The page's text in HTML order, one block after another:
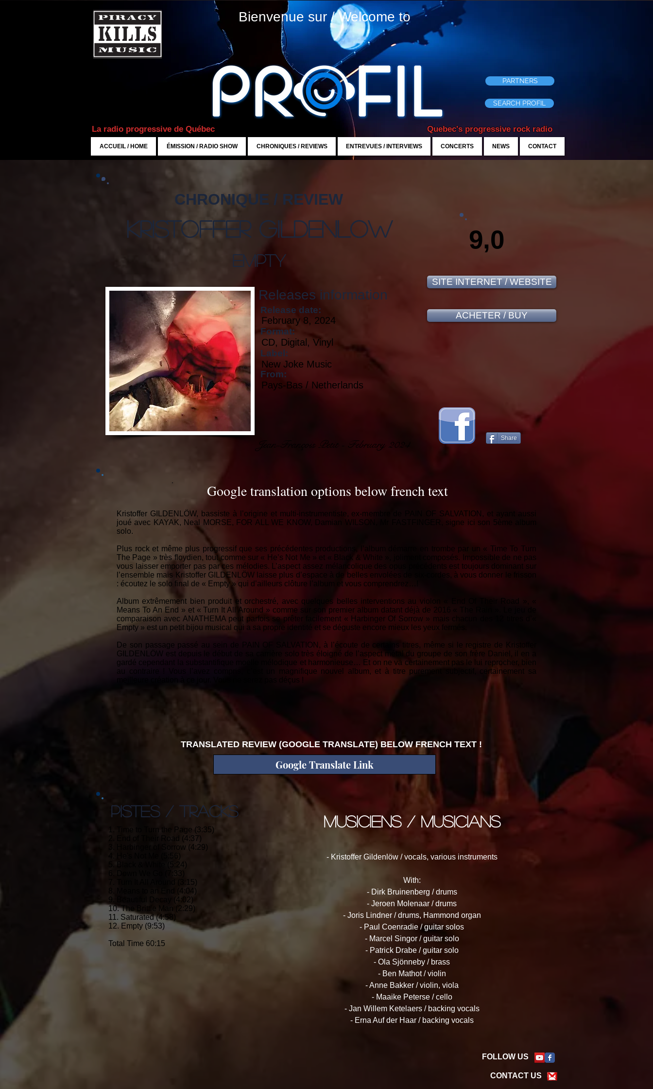
Bienvenue sur / Welcome to
Quebec's progressive rock radio
La radio progressive de Québec
SEARCH PROFIL
PARTNERS
ACCUEIL / HOME ÉMISSION / RADIO SHOW CHRONIQUES / REVIEWS ENTREVUES / INTERVIEWS CONCERTS NEWS CONTACT
CHRONIQUE / REVIEW
Kristoffer Gildenlow
Empty
Releases information
Release date:
February 8, 2024
Format:
CD, Digital, Vinyl
Label:
From:
New Joke Music
Pays-Bas / Netherlands
Jean-François Petit - February 2024
9,0
SITE INTERNET / WEBSITE
ACHETER / BUY
Share
Google translation options below french text
TRANSLATED REVIEW (GOOGLE TRANSLATE) BELOW FRENCH TEXT !
Kristoffer GILDENLÖW, bassiste à l’origine et multi-instrumentiste, ex-membre de PAIN OF SALVATION, et ayant aussi
joué avec KAYAK, Neal MORSE, FOR ALL WE KNOW, Damian WILSON, Mr FASTFINGER, signe ici son 5ème album
solo.
Plus rock et même plus progressif que ses précédentes productions, l’album démarre en trombe par un « Time To Turn
The Page » très floydien, tout comme sur « He’s Not Me » et « Black & White », joliment composés. Impossible de ne pas
vous laisser emporter pas par ces mélodies. L’aspect assez mélancolique des opus précédents est toujours dominant sur
l’ensemble mais Kristoffer GILDENLÖW laisse plus d’espace à de belles envolées de six-cordes, à vous donner le frisson
: écoutez le solo final de « Empty » qui d’ailleurs clôture l’album et vous comprendrez…!
Album extrêmement bien produit et orchestré, avec quelques belles interventions au violon « End Of Their Road », «
Means To An End » et « Turn It All Around » comme sur son premier album datant déjà de 2016 « The Rain ». Le jeu de
comparaison avec ANATHEMA peut parfois se prêter facilement « Harbinger Of Sorrow » mais chacun des 12 titres d’«
Empty » est un petit bijou musical qui a sa propre identité et se déguste encore mieux les yeux fermés.
De son passage passé au sein de PAIN OF SALVATION, à l’écoute de certains titres, même si le registre de Kristoffer
GILDENLÖW est depuis le début de sa carrière solo très éloigné de l’aspect métal du groupe de son frère Daniel, il en a
gardé cependant la substantifique moelle mélodique et harmonieuse… Et on ne va certainement pas le lui reprocher, bien
au contraire ! Vous l’avez compris, c’est un magnifique nouvel album, et à titre purement subjectif, certainement sa
meilleure création à ce jour. Vous ne serez pas déçus !
Google Translate Link
PISTES / TRACKS
1. Time to Turn the Page (3:35)
2. End of Their Road (4:37)
3. Harbinger of Sorrow (4:29)
4. He's Not Me (5:56)
5. Black & White (5:24)
6. Down We Go (7:33)
7. Turn It All Around (3:15)
8. Means to an End (4:04)
9. Beautiful Decay (4:02)
10. The Brittle Man (2:29)
11. Saturated (4:58)
12. Empty (9:53)
Total Time 60:15
musiciens / musicians
- Kristoffer Gildenlöw / vocals, various instruments
With:
- Dirk Bruinenberg / drums
- Jeroen Molenaar / drums
- Joris Lindner / drums, Hammond organ
- Paul Coenradie / guitar solos
- Marcel Singor / guitar solo
- Patrick Drabe / guitar solo
- Ola Sjönneby / brass
- Ben Mathot / violin
- Anne Bakker / violin, viola
- Maaike Peterse / cello
- Jan Willem Ketelaers / backing vocals
- Erna Auf der Haar / backing vocals
FOLLOW US
CONTACT US